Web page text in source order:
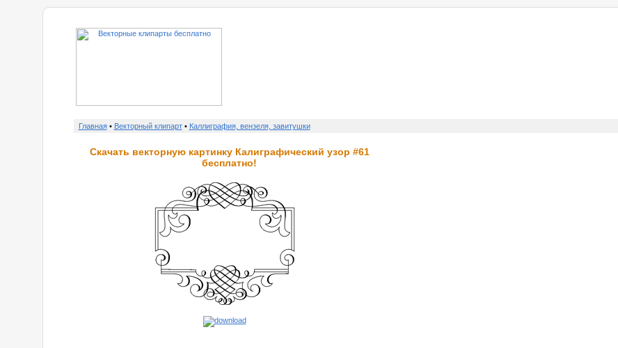
Главная• Векторный клипарт• Каллиграфия, вензеля, завитушки
Скачать векторную картинку Калиграфический узор #61
бесплатно!